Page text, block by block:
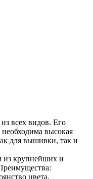
всех видов. Его
высокая
для вышивки, так и
из крупнейших и
цвета,